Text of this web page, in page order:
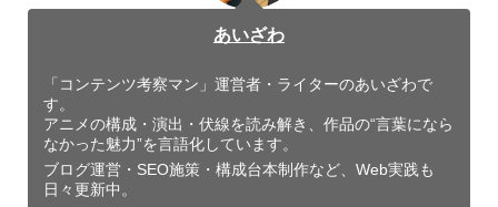
あいざわ
「コンテンツ考察マン」運営者・ライターのあいざわで
す。
アニメの構成・演出・伏線を読み解き、作品の“言葉になら
なかった魅力”を言語化しています。
ブログ運営・SEO施策・構成台本制作など、Web実践も
日々更新中。